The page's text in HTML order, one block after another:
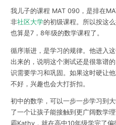
我儿子的课程 MAT 090，是排在
非社区大学的初级课程。所以按这
也算是7，8年级的数学课程了。
循序渐进，是学习的规律。他进入
出来的，说明这个测试还是很靠谱
识需要学习和巩固。如果这时硬让
不好，兴趣也会大打折扣。
初中的数学，可以一步一步学习到
了一个让孩子能接触到更广阔数学
霸Kathy，就在高中10年级学完了偏